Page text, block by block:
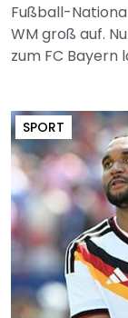
Fußball-
WM groß auf.
zum FC Bayern
SPORT